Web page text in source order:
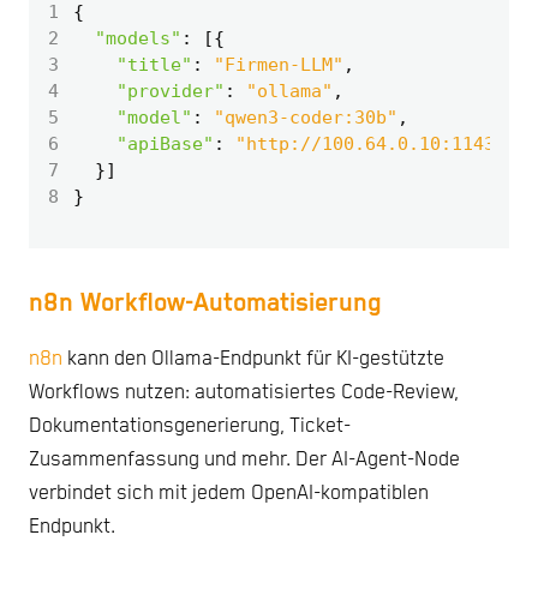
1
{
2
"models" :
[{
3
"title" : "Firmen-LLM" ,
4
"provider" : "ollama" ,
5
"model" : "qwen3-coder:30b" ,
6
"apiBase" :
"http://100.64.0.10:11434"
7
}]
8
}
n8n Workflow-Automatisierung
n8n kann den Ollama-Endpunkt für KI-gestützte
Workflows nutzen: automatisiertes Code-Review,
Dokumentationsgenerierung, Ticket-
Zusammenfassung und mehr. Der AI-Agent-Node
verbindet sich mit jedem OpenAI-kompatiblen
Endpunkt.